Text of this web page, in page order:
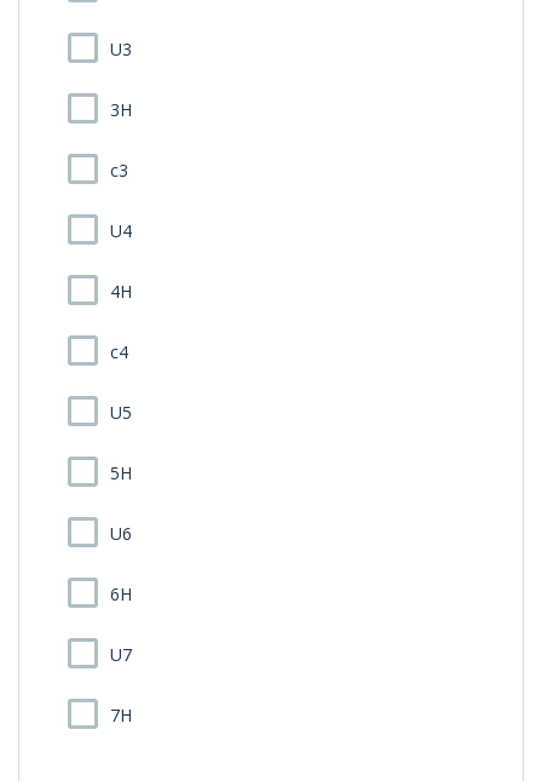
U3
3H
c3
U4
4H
c4
U5
5H
U6
6H
U7
7H